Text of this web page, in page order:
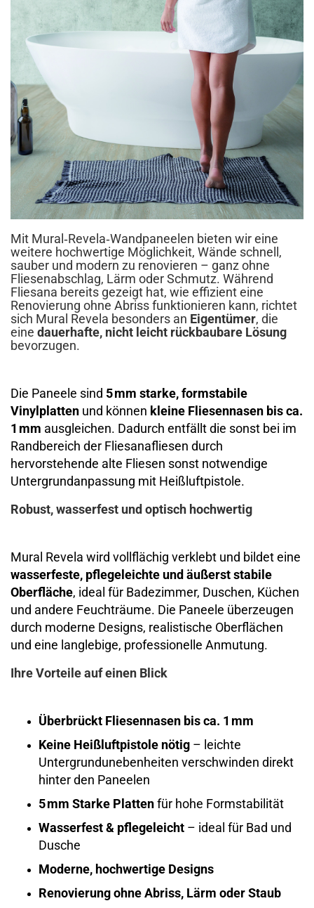
Mit Mural‑Revela‑Wandpaneelen bieten wir eine
weitere hochwertige Möglichkeit, Wände schnell,
sauber und modern zu renovieren – ganz ohne
Fliesenabschlag, Lärm oder Schmutz. Während
Fliesana bereits gezeigt hat, wie effizient eine
Renovierung ohne Abriss funktionieren kann, richtet
sich Mural Revela besonders an Eigentümer, die
eine dauerhafte, nicht leicht rückbaubare Lösung
bevorzugen.
Die Paneele sind 5 mm starke, formstabile
Vinylplatten und können kleine Fliesennasen bis ca.
1 mm ausgleichen. Dadurch entfällt die sonst bei im
Randbereich der Fliesanafliesen durch
hervorstehende alte Fliesen sonst notwendige
Untergrundanpassung mit Heißluftpistole.
Robust, wasserfest und optisch hochwertig
Mural Revela wird vollflächig verklebt und bildet eine
wasserfeste, pflegeleichte und äußerst stabile
Oberfläche, ideal für Badezimmer, Duschen, Küchen
und andere Feuchträume. Die Paneele überzeugen
durch moderne Designs, realistische Oberflächen
und eine langlebige, professionelle Anmutung.
Ihre Vorteile auf einen Blick
Überbrückt Fliesennasen bis ca. 1 mm
Keine Heißluftpistole nötig – leichte
Untergrundunebenheiten verschwinden direkt
hinter den Paneelen
5 mm Starke Plattenfür hohe Formstabilität
Wasserfest & pflegeleicht – ideal für Bad und
Dusche
Moderne, hochwertige Designs
Renovierung ohne Abriss, Lärm oder Staub